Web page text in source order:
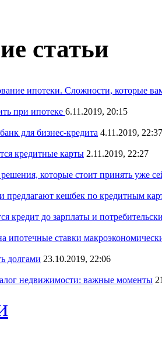
статьи
ипотеки. Сложности, которые
при ипотеке 6.11.2019, 20:15
для бизнес-кредита 4.11.2019, 22:37
кредитные карты 2.11.2019, 22:27
которые стоит принять уже
предлагают кешбек по кредитным
кредит до зарплаты и
ипотечные ставки
долгами 23.10.2019, 22:06
недвижимости: важные моменты